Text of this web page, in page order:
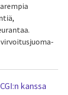
kanssa